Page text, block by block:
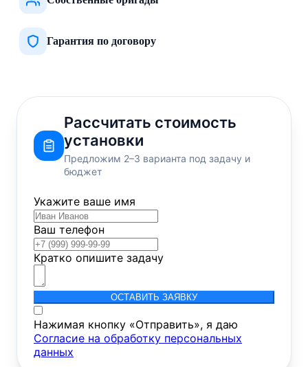
Гарантия по договору
Рассчитать стоимость
установки
Предложим 2–3 варианта под задачу и
бюджет
Укажите ваше имя
Ваш телефон
Кратко опишите задачу
ОСТАВИТЬ ЗАЯВКУ
Нажимая кнопку «Отправить», я даю
Согласие на обработку персональных
данных